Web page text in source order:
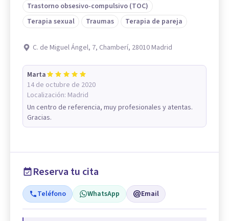
Trastorno obsesivo-compulsivo (TOC)
Terapia sexual
Traumas Terapia de pareja
C. de Miguel Ángel, 7, Chamberí, 28010 Madrid
Marta
14 de octubre de 2020
Localización: Madrid
Un centro de referencia, muy profesionales y atentas.
Gracias.
Reserva tu cita
Teléfono WhatsApp Email